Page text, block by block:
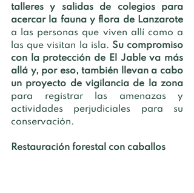
talleres y salidas de colegios para
acercar la fauna y flora de Lanzarote
a las personas que viven allí como a
las que visitan la isla. Su compromiso
con la protección de El Jable va más
allá y, por eso, también llevan a cabo
para registrar las amenazas y
actividades perjudiciales para su
conservación.
Restauración forestal con caballos